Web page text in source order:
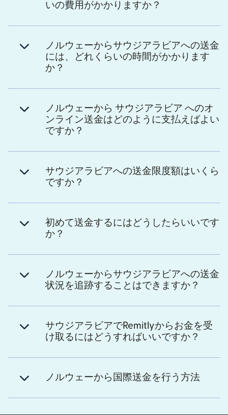
いの費用がかかりますか？
ノルウェーからサウジアラビアへの送金
には、どれくらいの時間がかかります
か？
ノルウェーから サウジアラビア へのオ
ンライン送金はどのように支払えばよい
ですか？
サウジアラビアへの送金限度額はいくら
ですか？
初めて送金するにはどうしたらいいです
か？
ノルウェーからサウジアラビアへの送金
状況を追跡することはできますか？
サウジアラビアでRemitlyからお金を受
け取るにはどうすればいいですか？
ノルウェーから国際送金を行う方法